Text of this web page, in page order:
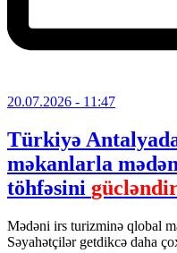
20.07.2026 - 11:47
Türkiyə
məkanlarla
töhfəsini
Mədəni irs turizminə qlobal
Səyahətçilər getdikcə daha